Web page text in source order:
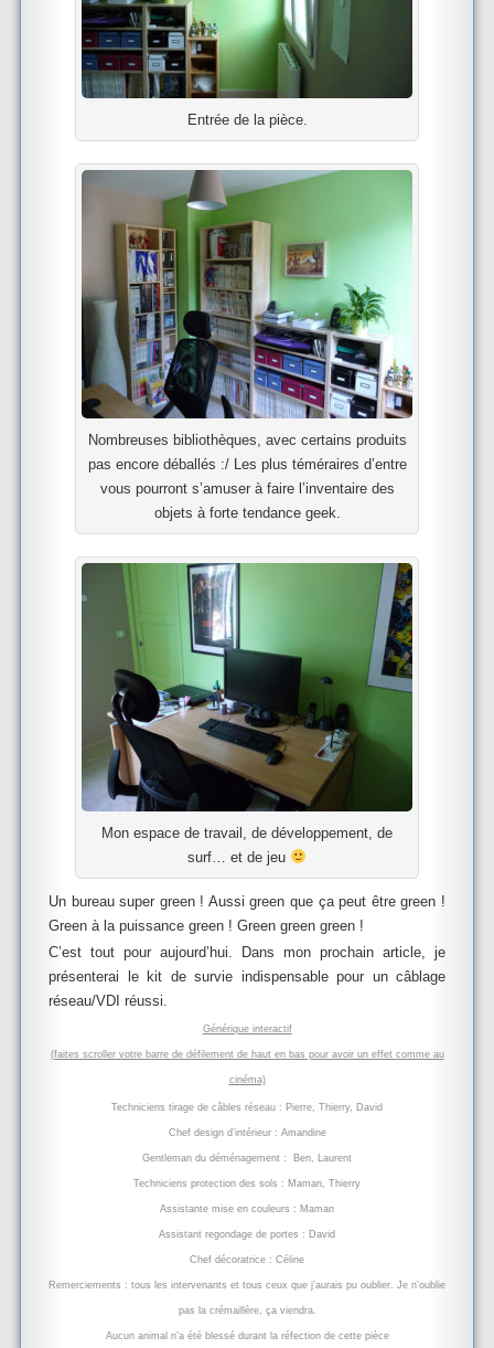
Entrée de la pièce.
Nombreuses bibliothèques, avec certains produits
pas encore déballés :/ Les plus téméraires d’entre
vous pourront s’amuser à faire l’inventaire des
objets à forte tendance geek.
Mon espace de travail, de développement, de
surf… et de jeu
Un bureau super green ! Aussi green que ça peut être green !
Green à la puissance green ! Green green green !
C’est tout pour aujourd’hui. Dans mon prochain article, je
présenterai le kit de survie indispensable pour un câblage
réseau/VDI réussi.
Générique interactif
(faites scroller votre barre de défilement de haut en bas pour avoir un effet comme au
cinéma)
Techniciens tirage de câbles réseau : Pierre, Thierry, David
Chef design d’intérieur : Amandine
Gentleman du déménagement : Ben, Laurent
Techniciens protection des sols : Maman, Thierry
Assistante mise en couleurs : Maman
Assistant regondage de portes : David
Chef décoratrice : Céline
Remerciements : tous les intervenants et tous ceux que j’aurais pu oublier. Je n’oublie
pas la crémaillère, ça viendra.
Aucun animal n’a été blessé durant la réfection de cette pièce